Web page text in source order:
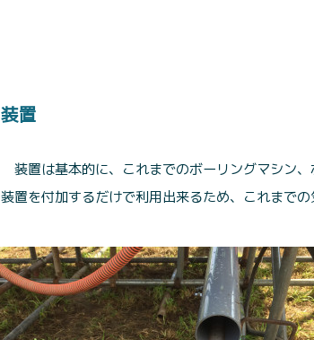
装置
装置は基本的に、これまでのボーリングマシン
装置を付加するだけで利用出来るため、これまで